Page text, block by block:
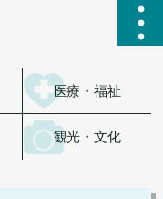
ハ
医療・福祉
観光・文化